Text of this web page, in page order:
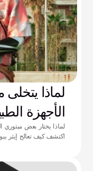
لماذا
الأجهزة
لماذا يختار بعض